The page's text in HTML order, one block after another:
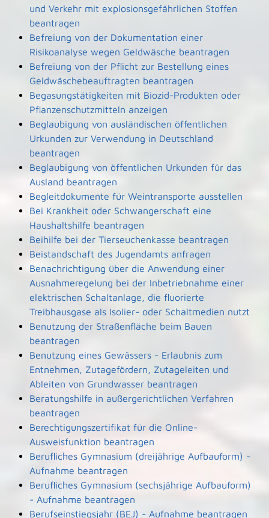
und Verkehr mit explosionsgefährlichen Stoffen
beantragen
Befreiung von der Dokumentation einer
Risikoanalyse wegen Geldwäsche beantragen
Befreiung von der Pflicht zur Bestellung eines
Geldwäschebeauftragten beantragen
Begasungstätigkeiten mit Biozid-Produkten oder
Pflanzenschutzmitteln anzeigen
Beglaubigung von ausländischen öffentlichen
Urkunden zur Verwendung in Deutschland
beantragen
Beglaubigung von öffentlichen Urkunden für das
Ausland beantragen
Begleitdokumente für Weintransporte ausstellen
Bei Krankheit oder Schwangerschaft eine
Haushaltshilfe beantragen
Beihilfe bei der Tierseuchenkasse beantragen
Beistandschaft des Jugendamts anfragen
Benachrichtigung über die Anwendung einer
Ausnahmeregelung bei der Inbetriebnahme einer
elektrischen Schaltanlage, die fluorierte
Treibhausgase als Isolier- oder Schaltmedien nutzt
Benutzung der Straßenfläche beim Bauen
beantragen
Benutzung eines Gewässers - Erlaubnis zum
Entnehmen, Zutagefördern, Zutageleiten und
Ableiten von Grundwasser beantragen
Beratungshilfe in außergerichtlichen Verfahren
beantragen
Berechtigungszertifikat für die Online-
Ausweisfunktion beantragen
Berufliches Gymnasium (dreijährige Aufbauform) -
Aufnahme beantragen
Berufliches Gymnasium (sechsjährige Aufbauform)
- Aufnahme beantragen
Berufseinstiegsjahr (BEJ) - Aufnahme beantragen